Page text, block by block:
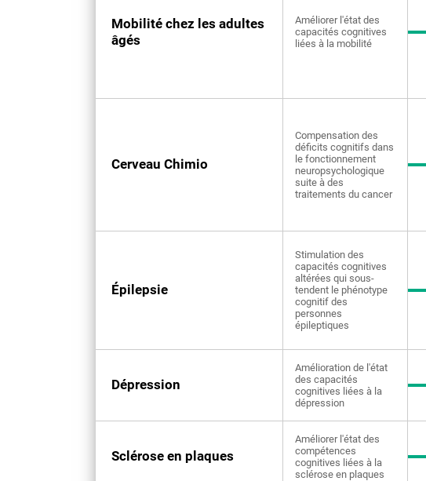
Mobilité chez les adultes
âgés
Améliorer l'état des
capacités cognitives
liées à la mobilité
Cerveau Chimio
Compensation des
déficits cognitifs dans
le fonctionnement
neuropsychologique
suite à des
traitements du cancer
Épilepsie
Stimulation des
capacités cognitives
altérées qui sous-
tendent le phénotype
cognitif des
personnes
épileptiques
Dépression
Amélioration de l'état
des capacités
cognitives liées à la
dépression
Sclérose en plaques
Améliorer l'état des
compétences
cognitives liées à la
sclérose en plaques